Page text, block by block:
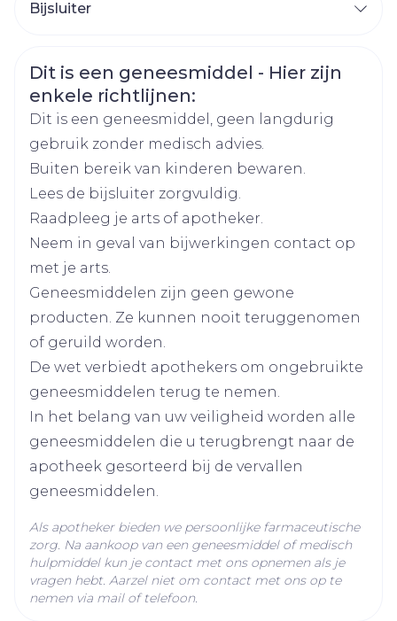
> 40 kg: 400 mg om de 12 uur.
> 40 kg: 200 mg, 2x per dag
< 40 kg: 100 mg, 2x per dag.
Indien onvoldoende respons op
onderhoudsdosis
> 40 kg: tot 300 mg, 2 x per dag.
< 40 kg: tot 150 mg, 2 x per dag.
KINDEREN VAN 2 TOT 12 JAAR EN
ADOLESCENTEN (12-14 JAAR) < 50 KG
Oplaaddosis: IV.
Onderhoudsdosis: 9 mg/kg tweemaal daags
(maximaal 350 mg tweemaal daags).
Als de patiëntrespons onvoldoende is, kan de
dosis in stappen van 1 mg/kg verhoogd
worden (of in stappen van 50 mg indien
initieel de maximale orale dosis van 350 mg
werd gebruikt).
Toedieningswijze
Eén uur voor of één uur na de maaltijd.
Merken Pfizer
Breedte 71 mm
Lengte
Diepte 50 mm
Hoeveelheid
Verpakking
28
Actieve
Ingrediënten
Behoud
Kamertemperatuur (15°C -
25°C)
Bijsluiter
Nederlands Nederlands Duits
Duits Frans Frans Frans
Veiligheidsinformatie
Dit is een geneesmiddel - Hier zijn
enkele richtlijnen:
Dit is een geneesmiddel, geen langdurig
gebruik zonder medisch advies.
Buiten bereik van kinderen bewaren.
Lees de bijsluiter zorgvuldig.
Raadpleeg je arts of apotheker.
Neem in geval van bijwerkingen contact op
met je arts.
Geneesmiddelen zijn geen gewone
producten. Ze kunnen nooit teruggenomen
of geruild worden.
De wet verbiedt apothekers om ongebruikte
geneesmiddelen terug te nemen.
In het belang van uw veiligheid worden alle
geneesmiddelen die u terugbrengt naar de
apotheek gesorteerd bij de vervallen
geneesmiddelen.
Als apotheker bieden we persoonlijke farmaceutische
zorg. Na aankoop van een geneesmiddel of medisch
hulpmiddel kun je contact met ons opnemen als je
vragen hebt. Aarzel niet om contact met ons op te
nemen via mail of telefoon.